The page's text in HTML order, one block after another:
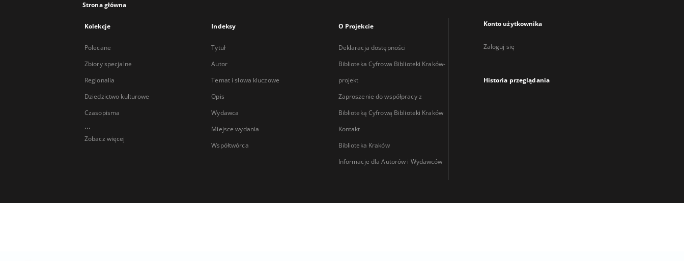
Strona główna
Kolekcje
Polecane
Zbiory specjalne
Regionalia
Dziedzictwo kulturowe
Czasopisma
...
Zobacz więcej
Indeksy
Tytuł
Autor
Temat i słowa kluczowe
Opis
Wydawca
Miejsce wydania
Współtwórca
O Projekcie
Deklaracja dostępności
Biblioteka Cyfrowa Biblioteki Kraków-
projekt
Zaproszenie do współpracy z
Biblioteką Cyfrową Biblioteki Kraków
Kontakt
Biblioteka Kraków
Informacje dla Autorów i Wydawców
Konto użytkownika
Zaloguj się
Historia przeglądania